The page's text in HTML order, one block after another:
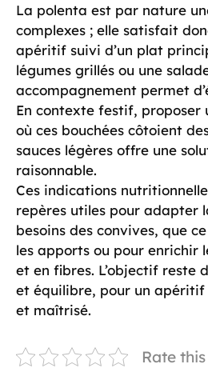
La polenta est par nature
complexes ; elle satisfait
apéritif suivi d’un plat
légumes grillés ou une
accompagnement permet
En contexte festif, proposer
où ces bouchées côtoient
sauces légères offre une
raisonnable.
Ces indications
repères utiles pour adapter
besoins des convives, que
les apports ou pour enrichir
et en fibres. L’objectif reste
et équilibre, pour un apéritif
et maîtrisé.
Rate